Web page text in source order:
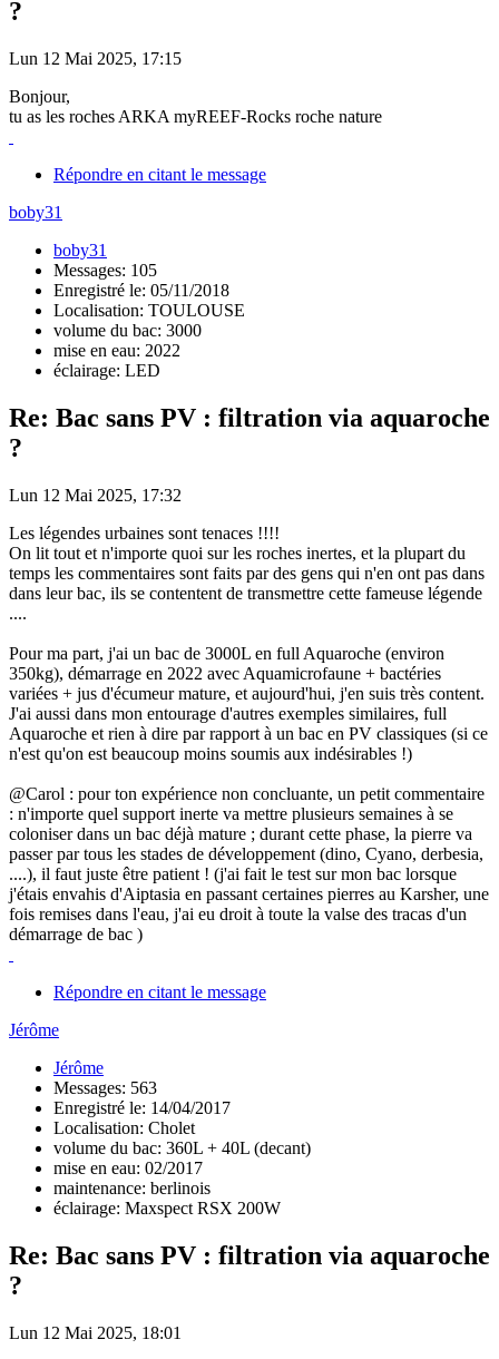
?
Lun 12 Mai 2025, 17:15
Bonjour,
tu as les roches ARKA myREEF-Rocks roche nature
Répondre en citant le message
boby31
boby31
Messages: 105
Enregistré le: 05/11/2018
Localisation: TOULOUSE
volume du bac: 3000
mise en eau: 2022
éclairage: LED
Re: Bac sans PV : filtration via aquaroche
?
Lun 12 Mai 2025, 17:32
Les légendes urbaines sont tenaces !!!!
On lit tout et n'importe quoi sur les roches inertes, et la plupart du
temps les commentaires sont faits par des gens qui n'en ont pas dans
dans leur bac, ils se contentent de transmettre cette fameuse légende
....
Pour ma part, j'ai un bac de 3000L en full Aquaroche (environ
350kg), démarrage en 2022 avec Aquamicrofaune + bactéries
variées + jus d'écumeur mature, et aujourd'hui, j'en suis très content.
J'ai aussi dans mon entourage d'autres exemples similaires, full
Aquaroche et rien à dire par rapport à un bac en PV classiques (si ce
n'est qu'on est beaucoup moins soumis aux indésirables !)
@Carol : pour ton expérience non concluante, un petit commentaire
: n'importe quel support inerte va mettre plusieurs semaines à se
coloniser dans un bac déjà mature ; durant cette phase, la pierre va
passer par tous les stades de développement (dino, Cyano, derbesia,
....), il faut juste être patient ! (j'ai fait le test sur mon bac lorsque
j'étais envahis d'Aiptasia en passant certaines pierres au Karsher, une
fois remises dans l'eau, j'ai eu droit à toute la valse des tracas d'un
démarrage de bac )
Répondre en citant le message
Jérôme
Jérôme
Messages: 563
Enregistré le: 14/04/2017
Localisation: Cholet
volume du bac: 360L + 40L (decant)
mise en eau: 02/2017
maintenance: berlinois
éclairage: Maxspect RSX 200W
Re: Bac sans PV : filtration via aquaroche
?
Lun 12 Mai 2025, 18:01